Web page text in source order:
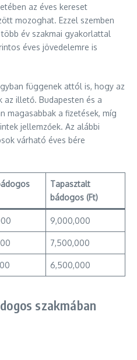
az éves kereset
mozoghat. Ezzel szemben
év szakmai gyakorlattal
éves jövedelemre is
függenek attól is, hogy az
az illető. Budapesten és a
magasabbak a fizetések, míg
jellemzőek. Az alábbi
várható éves bére
Tapasztalt
bádogos (Ft)
9,000,000
7,500,000
6,500,000
szakmában